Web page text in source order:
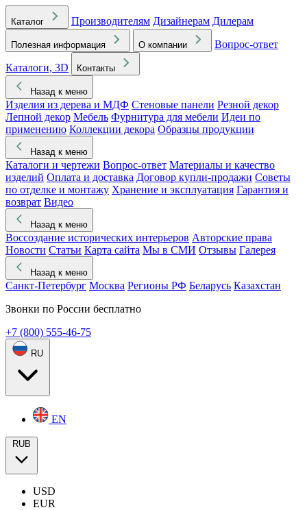
Каталог Производителям Дизайнерам Дилерам
Полезная информация О компании
Вопрос-ответ
Каталоги, 3D
Контакты
Назад к меню
Изделия из дерева и МДФ Стеновые панели Резной декор
Лепной декор Мебель Фурнитура для мебели Идеи по
применению Коллекции декора Образцы продукции
Назад к меню
Каталоги и чертежи Вопрос-ответ Материалы и качество
изделий Оплата и доставка Договор купли-продажи Советы
по отделке и монтажу Хранение и эксплуатация Гарантия и
возврат Видео
Назад к меню
Воссоздание исторических интерьеров Авторские права
Новости Статьи Карта сайта Мы в СМИ Отзывы Галерея
Назад к меню
Санкт-Петербург Москва Регионы РФ Беларусь Казахстан
Звонки по России бесплатно
+7 (800) 555-46-75
RU
EN
RUB
USD
EUR